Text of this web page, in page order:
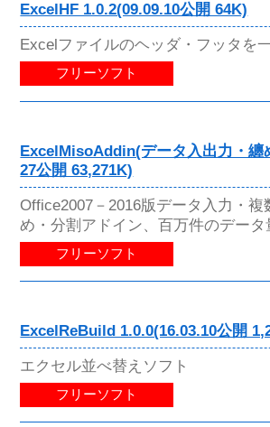
ExcelHF 1.0.2(09.09.10公開 64K)
Excelファイルのヘッダ・フッタを
フリーソフト
ExcelMisoAddin(データ入出力・纏
27公開 63,271K)
Office2007－2016版データ入力・複
め・分割アドイン、百万件のデータ
フリーソフト
ExcelReBuild 1.0.0(16.03.10公開
エクセル並べ替えソフト
フリーソフト